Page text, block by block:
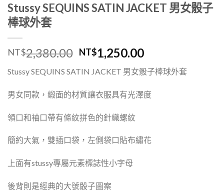
Stussy SEQUINS SATIN JACKET 男女骰子
棒球外套
NT$2,380.00 NT$1,250.00
Stussy SEQUINS SATIN JACKET 男女骰子棒球外套
男女同款，緞面的材質讓衣服具有光澤度
領口和袖口帶有條紋拼色的針織螺紋
簡約大氣，雙插口袋，左側袋口貼布繡花
上面有stussy專屬元素標誌性小字母
後背則是經典的大號骰子圖案